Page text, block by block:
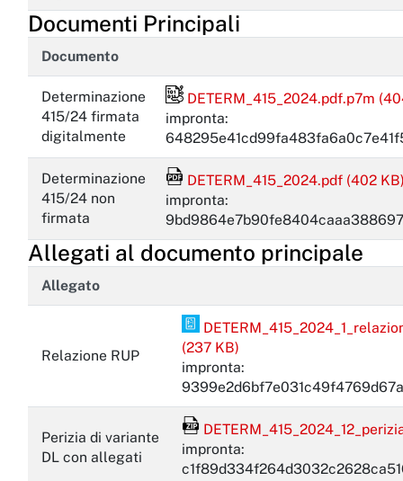
Documenti Principali
Documento
Determinazione
415/24 firmata
digitalmente
File firmato digitalmente
DETERM_415_2024.pdf.p7m
impronta:
Determinazione
415/24 non
firmata
File Acrobat Reader
DETERM_415_2024.pdf (402
impronta:
Allegati al documento principale
Allegato
Relazione RUP
PDF Pades
(237 KB)
impronta:
Perizia di variante
DL con allegati
Archivio zip
impronta: